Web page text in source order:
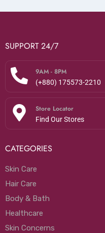
SUPPORT 24/7
9AM - 8PM
(+880) 175573-2210
Store Locator
Find Our Stores
CATEGORIES
Skin Care
Hair Care
Body & Bath
Healthcare
Skin Concerns